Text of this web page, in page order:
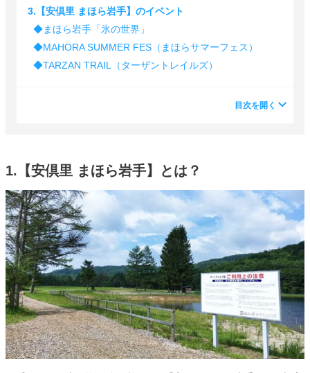
3.【安倶里 まほら岩手】のイベント
◆まほら岩手「氷の世界」
◆MAHORA SUMMER FES（まほらサマーフェス）
◆TARZAN TRAIL（ターザントレイルズ）
目次を開く
1.【安倶里 まほら岩手】とは？